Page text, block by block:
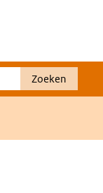
Zoeken